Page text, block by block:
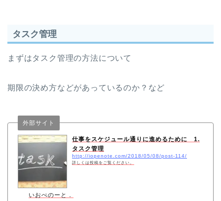
タスク管理
まずはタスク管理の方法について
期限の決め方などがあっているのか？など
仕事をスケジュール通りに進めるために 1.
タスク管理
http://iopenote.com/2018/05/08/post-114/
詳しくは投稿をご覧ください。
いおぺのーと．
外部サイト